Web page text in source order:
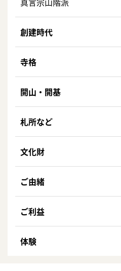
創建時代
寺格
開山・開基
札所など
文化財
ご由緒
ご利益
体験